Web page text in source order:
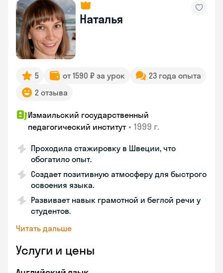
Наталья
5 от 1590 ₽ за урок
23 года опыта
2 отзыва
Измаильский государственный
педагогический институт • 1999 г.
Проходила стажировку в Швеции, что
обогатило опыт.
Создает позитивную атмосферу для быстрого
освоения языка.
Развивает навык грамотной и беглой речи у
студентов.
Читать дальше
Услуги и цены